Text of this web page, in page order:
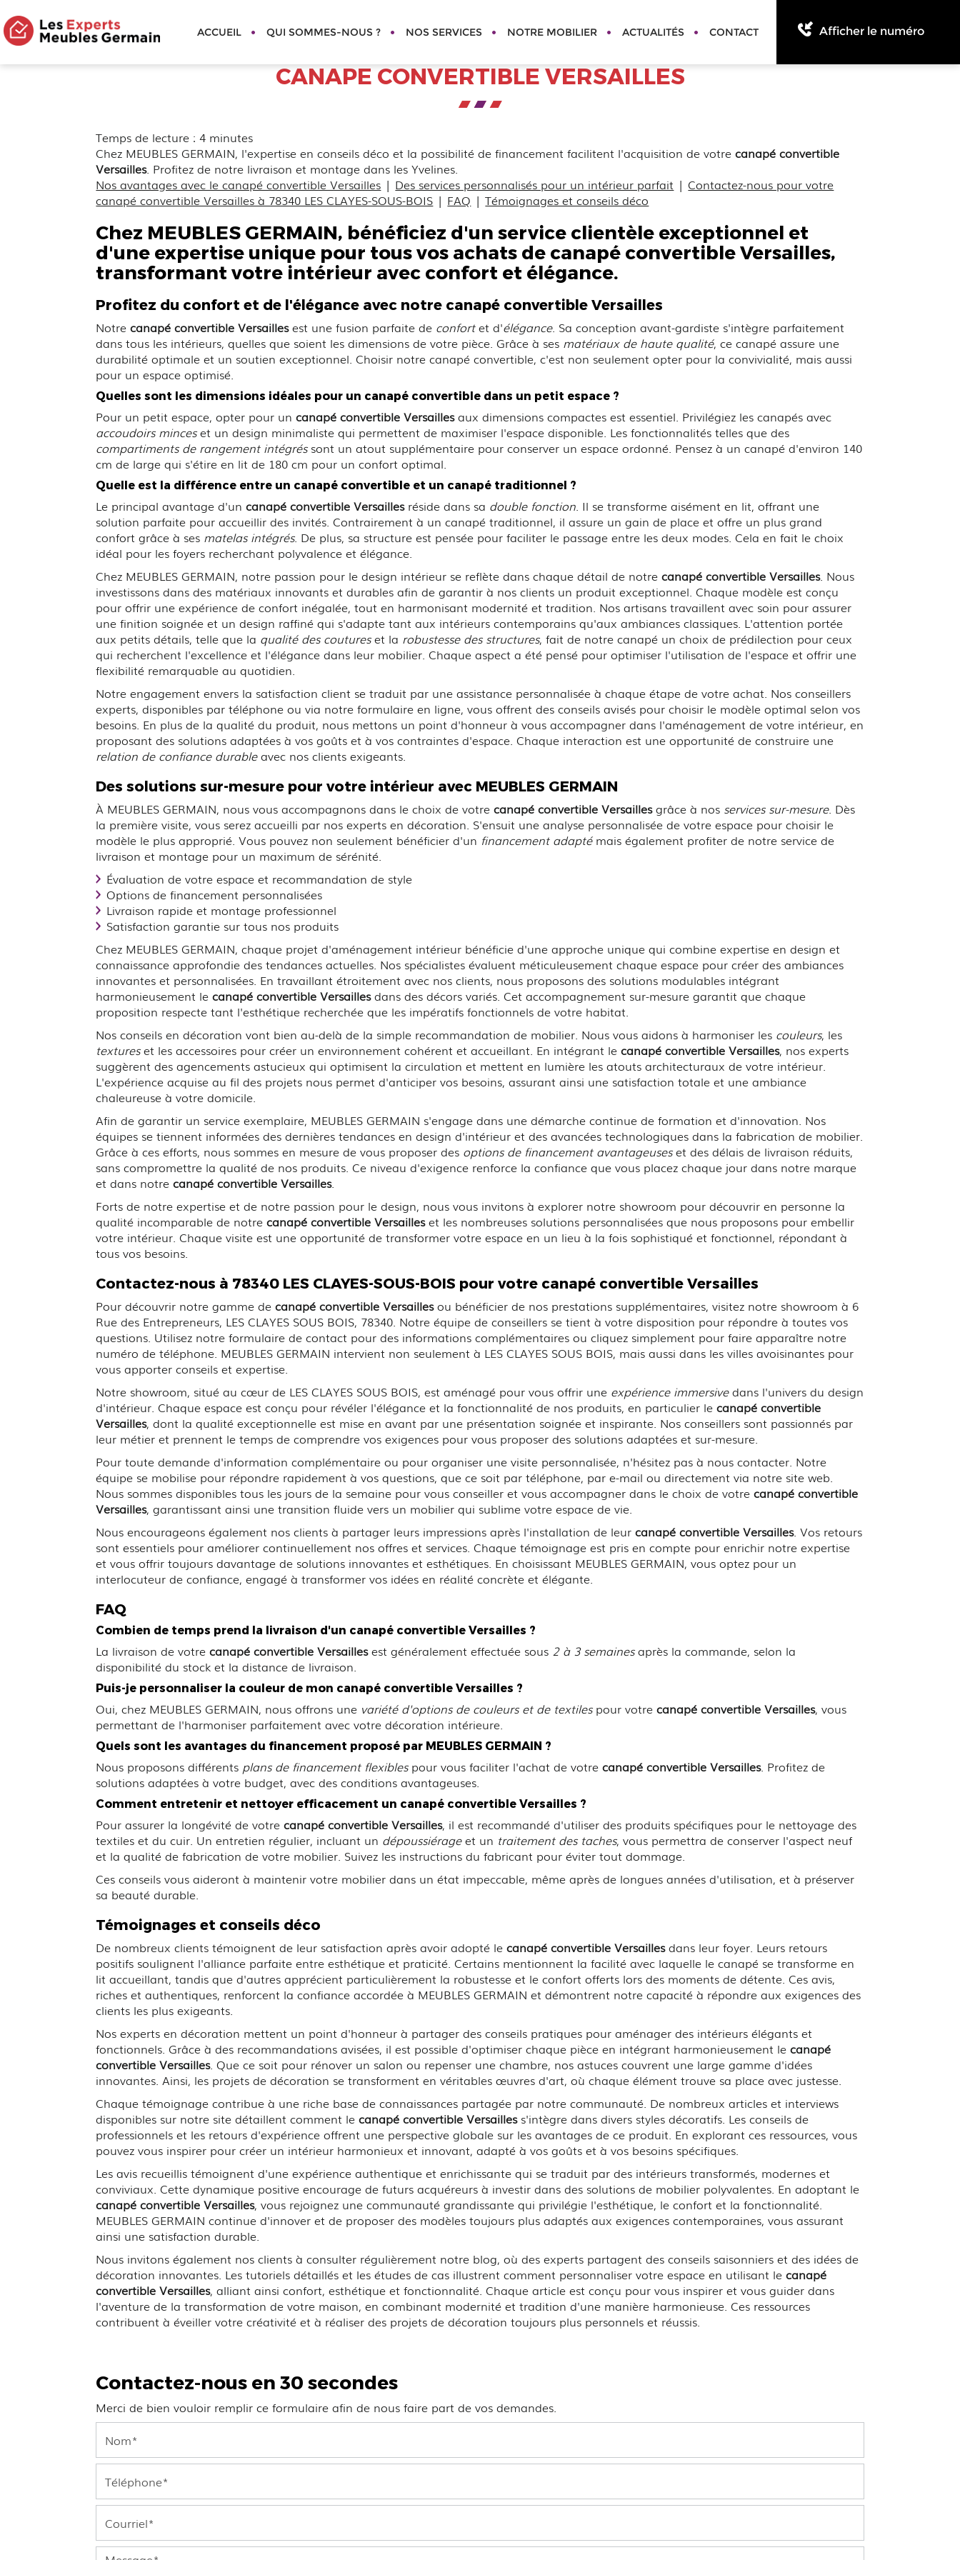
MEUBLES
GERMAIN
ACCUEIL QUI SOMMES-NOUS ? NOS SERVICES NOTRE MOBILIER ACTUALITÉS CONTACT Afficher le numéro
CANAPE CONVERTIBLE VERSAILLES
Temps de lecture : 4 minutes
Chez MEUBLES GERMAIN, l'expertise en conseils déco et la possibilité de financement facilitent l'acquisition de votrecanapé convertible
Versailles. Profitez de notre livraison et montage dans les Yvelines.
Nos avantages avec le canapé convertible Versailles | Des services personnalisés pour un intérieur parfait |Contactez-nous pour votre
canapé convertible Versailles à 78340 LES CLAYES-SOUS-BOIS | FAQ |Témoignages et conseils déco
Chez MEUBLES GERMAIN, bénéficiez d'un service clientèle exceptionnel et
d'une expertise unique pour tous vos achats de canapé convertible Versailles,
transformant votre intérieur avec confort et élégance.
Profitez du confort et de l'élégance avec notre canapé convertible Versailles
Notrecanapé convertible Versaillesest une fusion parfaite de confortet d'élégance. Sa conception avant-gardiste s'intègre parfaitement
dans tous les intérieurs, quelles que soient les dimensions de votre pièce. Grâce à ses matériaux de haute qualité, ce canapé assure une
durabilité optimale et un soutien exceptionnel. Choisir notre canapé convertible, c'est non seulement opter pour la convivialité, mais aussi
pour un espace optimisé.
Quelles sont les dimensions idéales pour un canapé convertible dans un petit espace ?
Pour un petit espace, opter pour uncanapé convertible Versaillesaux dimensions compactes est essentiel. Privilégiez les canapés avec
accoudoirs minceset un design minimaliste qui permettent de maximiser l'espace disponible. Les fonctionnalités telles que des
compartiments de rangement intégréssont un atout supplémentaire pour conserver un espace ordonné. Pensez à un canapé d'environ 140
cm de large qui s'étire en lit de 180 cm pour un confort optimal.
Quelle est la différence entre un canapé convertible et un canapé traditionnel ?
Le principal avantage d'uncanapé convertible Versaillesréside dans sa double fonction. Il se transforme aisément en lit, offrant une
solution parfaite pour accueillir des invités. Contrairement à un canapé traditionnel, il assure un gain de place et offre un plus grand
confort grâce à ses matelas intégrés. De plus, sa structure est pensée pour faciliter le passage entre les deux modes. Cela en fait le choix
idéal pour les foyers recherchant polyvalence et élégance.
Chez MEUBLES GERMAIN, notre passion pour le design intérieur se reflète dans chaque détail de notrecanapé convertible Versailles. Nous
investissons dans des matériaux innovants et durables afin de garantir à nos clients un produit exceptionnel. Chaque modèle est conçu
pour offrir une expérience de confort inégalée, tout en harmonisant modernité et tradition. Nos artisans travaillent avec soin pour assurer
une finition soignée et un design raffiné qui s'adapte tant aux intérieurs contemporains qu'aux ambiances classiques. L'attention portée
aux petits détails, telle que la qualité des coutureset la robustesse des structures, fait de notre canapé un choix de prédilection pour ceux
qui recherchent l'excellence et l'élégance dans leur mobilier. Chaque aspect a été pensé pour optimiser l'utilisation de l'espace et offrir une
flexibilité remarquable au quotidien.
Notre engagement envers la satisfaction client se traduit par une assistance personnalisée à chaque étape de votre achat. Nos conseillers
experts, disponibles par téléphone ou via notre formulaire en ligne, vous offrent des conseils avisés pour choisir le modèle optimal selon vos
besoins. En plus de la qualité du produit, nous mettons un point d'honneur à vous accompagner dans l'aménagement de votre intérieur, en
proposant des solutions adaptées à vos goûts et à vos contraintes d'espace. Chaque interaction est une opportunité de construire une
relation de confiance durableavec nos clients exigeants.
Des solutions sur-mesure pour votre intérieur avec MEUBLES GERMAIN
À MEUBLES GERMAIN, nous vous accompagnons dans le choix de votrecanapé convertible Versaillesgrâce à nos services sur-mesure. Dès
la première visite, vous serez accueilli par nos experts en décoration. S'ensuit une analyse personnalisée de votre espace pour choisir le
modèle le plus approprié. Vous pouvez non seulement bénéficier d'un financement adaptémais également profiter de notre service de
livraison et montage pour un maximum de sérénité.
Évaluation de votre espace et recommandation de style
Options de financement personnalisées
Livraison rapide et montage professionnel
Satisfaction garantie sur tous nos produits
Chez MEUBLES GERMAIN, chaque projet d'aménagement intérieur bénéficie d'une approche unique qui combine expertise en design et
connaissance approfondie des tendances actuelles. Nos spécialistes évaluent méticuleusement chaque espace pour créer des ambiances
innovantes et personnalisées. En travaillant étroitement avec nos clients, nous proposons des solutions modulables intégrant
harmonieusement lecanapé convertible Versaillesdans des décors variés. Cet accompagnement sur-mesure garantit que chaque
proposition respecte tant l'esthétique recherchée que les impératifs fonctionnels de votre habitat.
Nos conseils en décoration vont bien au-delà de la simple recommandation de mobilier. Nous vous aidons à harmoniser les couleurs, les
textureset les accessoires pour créer un environnement cohérent et accueillant. En intégrant lecanapé convertible Versailles, nos experts
suggèrent des agencements astucieux qui optimisent la circulation et mettent en lumière les atouts architecturaux de votre intérieur.
L'expérience acquise au fil des projets nous permet d'anticiper vos besoins, assurant ainsi une satisfaction totale et une ambiance
chaleureuse à votre domicile.
Afin de garantir un service exemplaire, MEUBLES GERMAIN s'engage dans une démarche continue de formation et d'innovation. Nos
équipes se tiennent informées des dernières tendances en design d'intérieur et des avancées technologiques dans la fabrication de mobilier.
Grâce à ces efforts, nous sommes en mesure de vous proposer des options de financement avantageuseset des délais de livraison réduits,
sans compromettre la qualité de nos produits. Ce niveau d'exigence renforce la confiance que vous placez chaque jour dans notre marque
et dans notrecanapé convertible Versailles.
Forts de notre expertise et de notre passion pour le design, nous vous invitons à explorer notre showroom pour découvrir en personne la
qualité incomparable de notrecanapé convertible Versailleset les nombreuses solutions personnalisées que nous proposons pour embellir
votre intérieur. Chaque visite est une opportunité de transformer votre espace en un lieu à la fois sophistiqué et fonctionnel, répondant à
tous vos besoins.
Contactez-nous à 78340 LES CLAYES-SOUS-BOIS pour votre canapé convertible Versailles
Pour découvrir notre gamme decanapé convertible Versaillesou bénéficier de nos prestations supplémentaires, visitez notre showroom à 6
Rue des Entrepreneurs, LES CLAYES SOUS BOIS, 78340. Notre équipe de conseillers se tient à votre disposition pour répondre à toutes vos
questions. Utilisez notre formulaire de contact pour des informations complémentaires ou cliquez simplement pour faire apparaître notre
numéro de téléphone. MEUBLES GERMAIN intervient non seulement à LES CLAYES SOUS BOIS, mais aussi dans les villes avoisinantes pour
vous apporter conseils et expertise.
Notre showroom, situé au cœur de LES CLAYES SOUS BOIS, est aménagé pour vous offrir une expérience immersivedans l'univers du design
d'intérieur. Chaque espace est conçu pour révéler l'élégance et la fonctionnalité de nos produits, en particulier lecanapé convertible
Versailles, dont la qualité exceptionnelle est mise en avant par une présentation soignée et inspirante. Nos conseillers sont passionnés par
leur métier et prennent le temps de comprendre vos exigences pour vous proposer des solutions adaptées et sur-mesure.
Pour toute demande d'information complémentaire ou pour organiser une visite personnalisée, n'hésitez pas à nous contacter. Notre
équipe se mobilise pour répondre rapidement à vos questions, que ce soit par téléphone, par e-mail ou directement via notre site web.
Nous sommes disponibles tous les jours de la semaine pour vous conseiller et vous accompagner dans le choix de votrecanapé convertible
Versailles, garantissant ainsi une transition fluide vers un mobilier qui sublime votre espace de vie.
Nous encourageons également nos clients à partager leurs impressions après l'installation de leurcanapé convertible Versailles. Vos retours
sont essentiels pour améliorer continuellement nos offres et services. Chaque témoignage est pris en compte pour enrichir notre expertise
et vous offrir toujours davantage de solutions innovantes et esthétiques. En choisissant MEUBLES GERMAIN, vous optez pour un
interlocuteur de confiance, engagé à transformer vos idées en réalité concrète et élégante.
FAQ
Combien de temps prend la livraison d'un canapé convertible Versailles ?
La livraison de votrecanapé convertible Versaillesest généralement effectuée sous 2 à 3 semainesaprès la commande, selon la
disponibilité du stock et la distance de livraison.
Puis-je personnaliser la couleur de mon canapé convertible Versailles ?
Oui, chez MEUBLES GERMAIN, nous offrons une variété d'options de couleurs et de textilespour votrecanapé convertible Versailles, vous
permettant de l'harmoniser parfaitement avec votre décoration intérieure.
Quels sont les avantages du financement proposé par MEUBLES GERMAIN ?
Nous proposons différents plans de financement flexiblespour vous faciliter l'achat de votrecanapé convertible Versailles. Profitez de
solutions adaptées à votre budget, avec des conditions avantageuses.
Comment entretenir et nettoyer efficacement un canapé convertible Versailles ?
Pour assurer la longévité de votrecanapé convertible Versailles, il est recommandé d'utiliser des produits spécifiques pour le nettoyage des
textiles et du cuir. Un entretien régulier, incluant un dépoussiérageet un traitement des taches, vous permettra de conserver l'aspect neuf
et la qualité de fabrication de votre mobilier. Suivez les instructions du fabricant pour éviter tout dommage.
Ces conseils vous aideront à maintenir votre mobilier dans un état impeccable, même après de longues années d'utilisation, et à préserver
sa beauté durable.
Témoignages et conseils déco
De nombreux clients témoignent de leur satisfaction après avoir adopté lecanapé convertible Versaillesdans leur foyer. Leurs retours
positifs soulignent l'alliance parfaite entre esthétique et praticité. Certains mentionnent la facilité avec laquelle le canapé se transforme en
lit accueillant, tandis que d'autres apprécient particulièrement la robustesse et le confort offerts lors des moments de détente. Ces avis,
riches et authentiques, renforcent la confiance accordée à MEUBLES GERMAIN et démontrent notre capacité à répondre aux exigences des
clients les plus exigeants.
Nos experts en décoration mettent un point d'honneur à partager des conseils pratiques pour aménager des intérieurs élégants et
fonctionnels. Grâce à des recommandations avisées, il est possible d'optimiser chaque pièce en intégrant harmonieusement lecanapé
convertible Versailles. Que ce soit pour rénover un salon ou repenser une chambre, nos astuces couvrent une large gamme d'idées
innovantes. Ainsi, les projets de décoration se transforment en véritables œuvres d'art, où chaque élément trouve sa place avec justesse.
Chaque témoignage contribue à une riche base de connaissances partagée par notre communauté. De nombreux articles et interviews
disponibles sur notre site détaillent comment lecanapé convertible Versailless'intègre dans divers styles décoratifs. Les conseils de
professionnels et les retours d'expérience offrent une perspective globale sur les avantages de ce produit. En explorant ces ressources, vous
pouvez vous inspirer pour créer un intérieur harmonieux et innovant, adapté à vos goûts et à vos besoins spécifiques.
Les avis recueillis témoignent d'une expérience authentique et enrichissante qui se traduit par des intérieurs transformés, modernes et
conviviaux. Cette dynamique positive encourage de futurs acquéreurs à investir dans des solutions de mobilier polyvalentes. En adoptant le
canapé convertible Versailles, vous rejoignez une communauté grandissante qui privilégie l'esthétique, le confort et la fonctionnalité.
MEUBLES GERMAIN continue d'innover et de proposer des modèles toujours plus adaptés aux exigences contemporaines, vous assurant
ainsi une satisfaction durable.
Nous invitons également nos clients à consulter régulièrement notre blog, où des experts partagent des conseils saisonniers et des idées de
décoration innovantes. Les tutoriels détaillés et les études de cas illustrent comment personnaliser votre espace en utilisant lecanapé
convertible Versailles, alliant ainsi confort, esthétique et fonctionnalité. Chaque article est conçu pour vous inspirer et vous guider dans
l'aventure de la transformation de votre maison, en combinant modernité et tradition d'une manière harmonieuse. Ces ressources
contribuent à éveiller votre créativité et à réaliser des projets de décoration toujours plus personnels et réussis.
Contactez-nous en 30 secondes
Merci de bien vouloir remplir ce formulaire afin de nous faire part de vos demandes.